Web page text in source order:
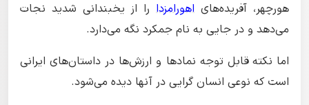
هورچهر، آفریده‌های اهورامزدا را از یخبندانی شدید نجات
می‌دهد و در جایی به نام جمکرد نگه می‌دارد.
اما نکته قابل توجه نمادها و ارزش‌ها در داستان‌های ایرانی
است که نوعی انسان گرایی در آنها دیده می‌شود.